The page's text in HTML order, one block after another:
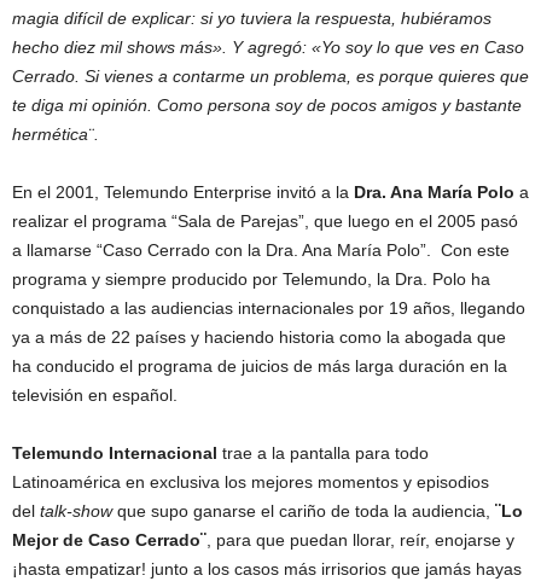
magia difícil de explicar: si yo tuviera la respuesta, hubiéramos
hecho diez mil shows más». Y agregó: «Yo soy lo que ves en Caso
Cerrado. Si vienes a contarme un problema, es porque quieres que
te diga mi opinión. Como persona soy de pocos amigos y bastante
hermética¨.
En el 2001, Telemundo Enterprise invitó a la Dra. Ana María Polo a
realizar el programa “Sala de Parejas”, que luego en el 2005 pasó
a llamarse “Caso Cerrado con la Dra. Ana María Polo”. Con este
programa y siempre producido por Telemundo, la Dra. Polo ha
conquistado a las audiencias internacionales por 19 años, llegando
ya a más de 22 países y haciendo historia como la abogada que
ha conducido el programa de juicios de más larga duración en la
televisión en español.
Telemundo Internacional trae a la pantalla para todo
Latinoamérica en exclusiva los mejores momentos y episodios
del talk-showque supo ganarse el cariño de toda la audiencia, ¨Lo
Mejor de Caso Cerrado¨ , para que puedan llorar, reír, enojarse y
¡hasta empatizar! junto a los casos más irrisorios que jamás hayas